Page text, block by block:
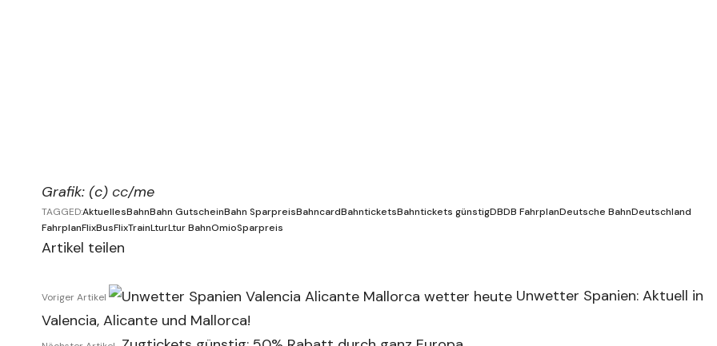
Grafik: (c) cc/me
TAGGED:AktuellesBahnBahn GutscheinBahn SparpreisBahncardBahnticketsBahntickets günstigDBDB FahrplanDeutsche BahnDeutschland
FahrplanFlixBusFlixTrainLturLtur BahnOmioSparpreis
Artikel teilen
Voriger Artikel
Unwetter Spanien: Aktuell in
Valencia, Alicante und Mallorca!